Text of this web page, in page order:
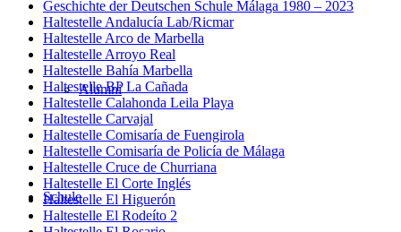
Alumni
Schule
Geschichte der Deutschen Schule Málaga 1980 – 2023
Haltestelle Andalucía Lab/Ricmar
Haltestelle Arco de Marbella
Haltestelle Arroyo Real
Haltestelle Bahía Marbella
Haltestelle BP La Cañada
Haltestelle Calahonda Leila Playa
Haltestelle Carvajal
Haltestelle Comisaría de Fuengirola
Haltestelle Comisaría de Policía de Málaga
Haltestelle Cruce de Churriana
Haltestelle El Corte Inglés
Haltestelle El Higuerón
Haltestelle El Rodeíto 2